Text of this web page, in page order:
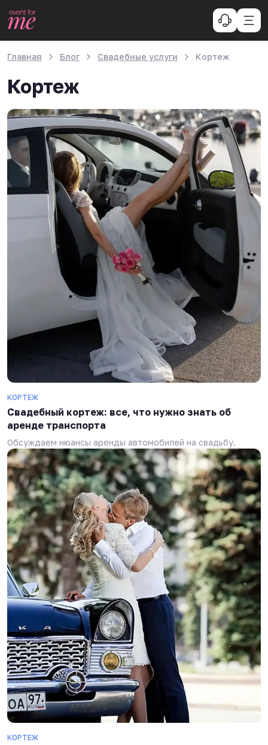
Главная Блог Свадебные услуги Кортеж
Кортеж
КОРТЕЖ
Свадебный кортеж: все, что нужно знать об
аренде транспорта
Обсуждаем нюансы аренды автомобилей на свадьбу.
КОРТЕЖ